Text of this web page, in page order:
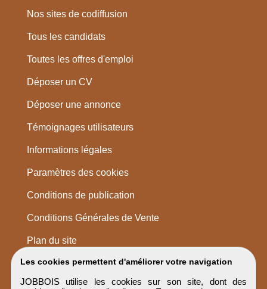
Les cookies permettent d'améliorer votre navigation
JOBBOIS utilise les cookies sur son site, dont des
Nos sites de codiffusion
Tous les candidats
Toutes les offres d'emploi
Déposer un CV
Déposer une annonce
Témoignages utilisateurs
Informations légales
Paramètres des cookies
Conditions de publication
Conditions Générales de Vente
Plan du site